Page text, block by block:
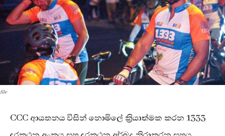
file
CCC ආයතනය විසින් නොමිලේ ක්‍රියාත්මක කරන 1333